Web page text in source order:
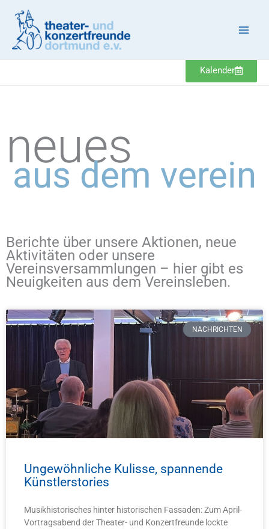
Inhalt
springen
Kalender
neues
aus dem verein
Berichte über unsere Aktionen, neue
Aktivitäten oder unsere
Vereinsversammlungen – hier gibt es
Neuigkeiten aus dem Vereinsleben.
NACHRICHTEN
Ungewöhnliche Kulisse, spannende
Künstlerstories
Musikhistorisches hinter historischen Fassaden: Zum April-
Vortragsabend der Theater- und Konzertfreunde lockte
S
e
S
e
S
e
e
S
e